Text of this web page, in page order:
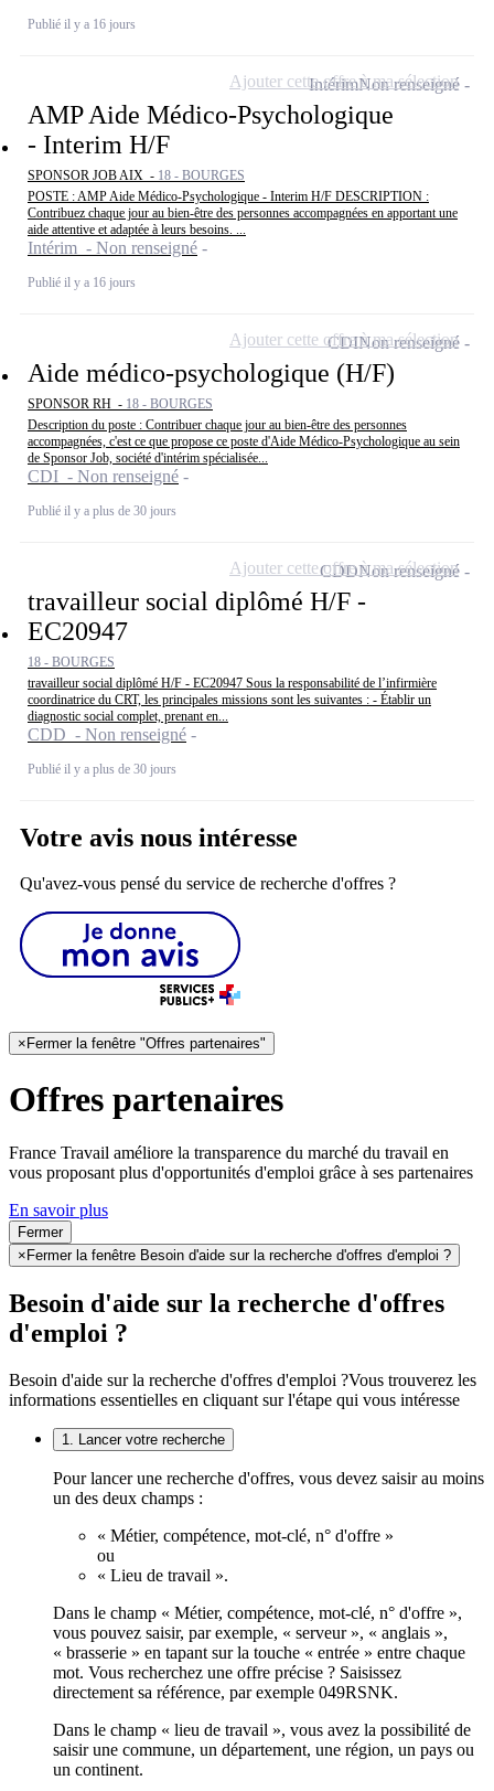
Publié il y a 16 jours
AMP Aide Médico-Psychologique
- Interim H/F
SPONSOR JOB AIX - 18 - BOURGES
POSTE : AMP Aide Médico-Psychologique - Interim H/F DESCRIPTION :
Contribuez chaque jour au bien-être des personnes accompagnées en apportant une
aide attentive et adaptée à leurs besoins. ...
Intérim - Non renseigné
Publié il y a 16 jours
IntérimNon renseigné
Ajouter cette offre à ma sélection
Aide médico-psychologique (H/F)
SPONSOR RH - 18 - BOURGES
Description du poste : Contribuer chaque jour au bien-être des personnes
accompagnées, c'est ce que propose ce poste d'Aide Médico-Psychologique au sein
de Sponsor Job, société d'intérim spécialisée...
CDI - Non renseigné
Publié il y a plus de 30 jours
CDINon renseigné
Ajouter cette offre à ma sélection
travailleur social diplômé H/F -
EC20947
18 - BOURGES
travailleur social diplômé H/F - EC20947 Sous la responsabilité de l’infirmière
coordinatrice du CRT, les principales missions sont les suivantes : - Établir un
diagnostic social complet, prenant en...
CDD - Non renseigné
Publié il y a plus de 30 jours
CDDNon renseigné
Ajouter cette offre à ma sélection
Votre avis nous intéresse
Qu'avez-vous pensé du service de recherche d'offres ?
× Fermer la fenêtre "Offres partenaires"
Offres partenaires
France Travail améliore la transparence du marché du travail en
vous proposant plus d'opportunités d'emploi grâce à ses partenaires
En savoir plus
Fermer
× Fermer la fenêtre Besoin d'aide sur la recherche d'offres d'emploi ?
Besoin d'aide sur la recherche d'offres
d'emploi ?
Besoin d'aide sur la recherche d'offres d'emploi ?Vous trouverez les
informations essentielles en cliquant sur l'étape qui vous intéresse
1. Lancer votre recherche
Pour lancer une recherche d'offres, vous devez saisir au moins
un des deux champs :
« Métier, compétence, mot-clé, n° d'offre »
ou
« Lieu de travail ».
Dans le champ « Métier, compétence, mot-clé, n° d'offre »,
vous pouvez saisir, par exemple, « serveur », « anglais »,
« brasserie » en tapant sur la touche « entrée » entre chaque
mot. Vous recherchez une offre précise ? Saisissez
directement sa référence, par exemple 049RSNK.
Dans le champ « lieu de travail », vous avez la possibilité de
saisir une commune, un département, une région, un pays ou
un continent.